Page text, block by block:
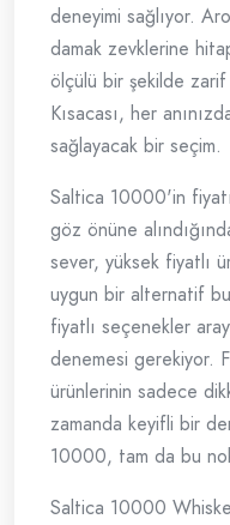
deneyimi sağlıyor.
damak zevklerine
ölçülü bir şekilde
Kısacası, her
sağlayacak bir seçim.
Saltica 10000'in
göz önüne
sever, yüksek fiyatlı
uygun bir alternatif
fiyatlı seçenekler
denemesi gerekiyor.
ürünlerinin sadece
zamanda keyifli bir
10000, tam da bu
Saltica 10000